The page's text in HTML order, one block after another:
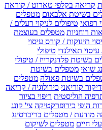
קריאה בקלפי טארוט / קוראת
בשיטת אלבאום מטפלים
רפואי טיפולים לניקוי רעלים /
רוחניות מטפלים בעוצמת
תינוקות / קורס עיסוי
תאילנדי טיפולי
בשיטת פלדנקרייז / טיפולי
שואי מטפלים בשיטת
בשיטת פאולה מטפלים
קוריאני כירולוגיה / קריאה
הוליסטית ריפוי בציור
הופי כירופרקטיקה צי' קונג
מודעת / מטפלים בריברסינג
חיים מטפלים לשיקום